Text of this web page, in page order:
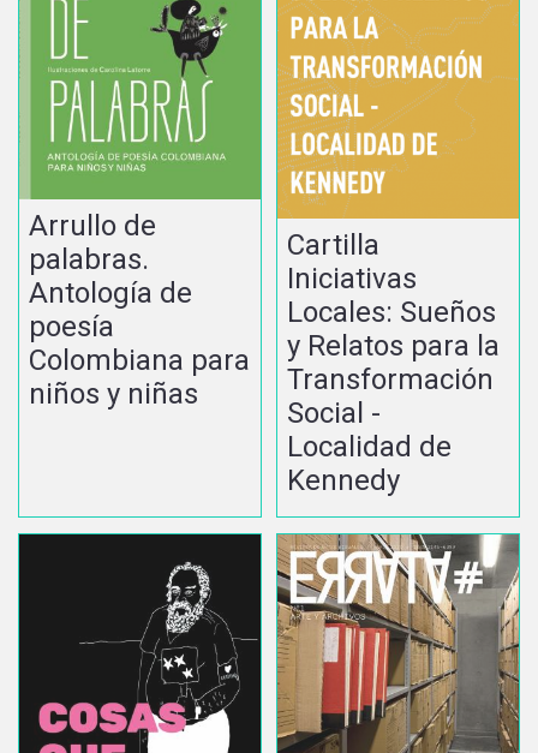
Arrullo de
palabras.
Antología de
poesía
Colombiana para
niños y niñas
Cartilla
Iniciativas
Locales: Sueños
y Relatos para la
Transformación
Social -
Localidad de
Kennedy